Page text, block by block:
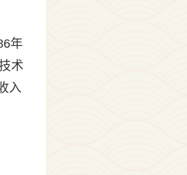
年
术
入